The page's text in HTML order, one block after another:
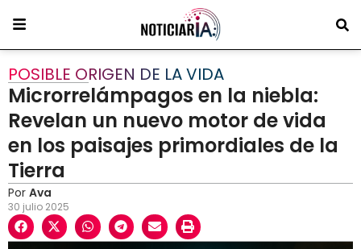
POSIBLE ORIGEN DE LA VIDA
Microrrelámpagos en la niebla:
Revelan un nuevo motor de vida
en los paisajes primordiales de la
Tierra
Por Ava
30 julio 2025